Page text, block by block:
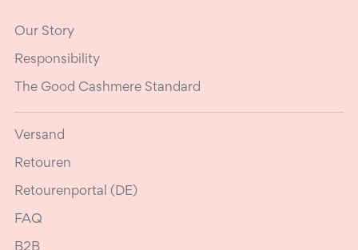
Our Story
Responsibility
The Good Cashmere Standard
Versand
Retouren
Retourenportal (DE)
FAQ
B2B